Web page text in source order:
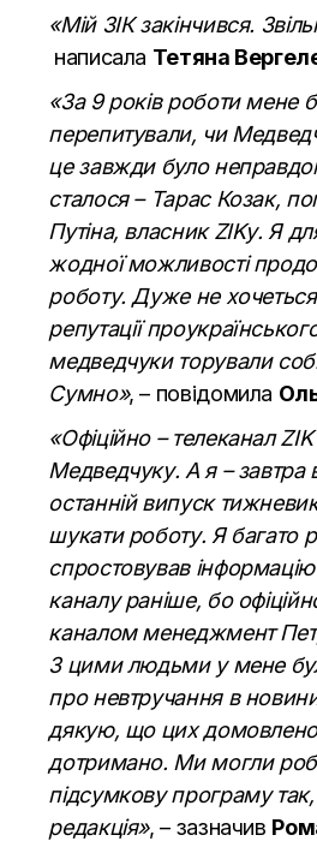
«Мій ЗІК закінчився.
написала Тетяна
«За 9 років роботи мене
перепитували, чи
це завжди було
сталося – Тарас Козак,
Путіна, власник ZIKу. Я
жодної можливості
роботу. Дуже не
репутації
медведчуки торували
Сумно», – повідомила
«Офіційно – телеканал
Медведчуку. А я – завтра
останній випуск
шукати роботу. Я багато
спростовував
каналу раніше, бо
каналом менеджмент
З цими людьми у мене
про невтручання в
дякую, що цих
дотримано. Ми могли
підсумкову програму так,
редакція», – зазначив